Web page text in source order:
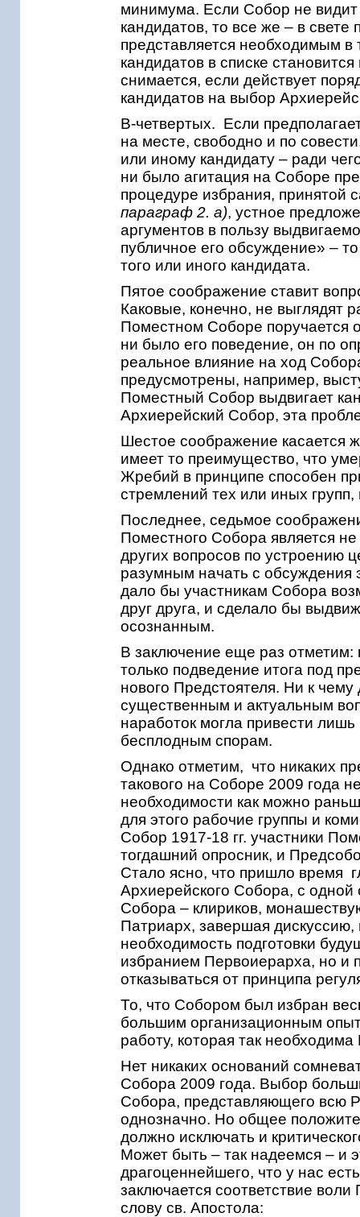
минимума. Если Собор не видит
кандидатов, то все же – в
представляется необходимым в
кандидатов в списке
снимается, если действует
кандидатов на выбор
В-четвертых. Если
на месте, свободно и по
или иному кандидату – ради
ни было агитация на Соборе
процедуре избрания,
параграф 2. а), устное
аргументов в пользу
публичное его обсуждение» –
того или иного кандидата.
Пятое соображение ставит
Каковые, конечно, не выглядят
Поместном Соборе поручается
ни было его поведение, он по
реальное влияние на ход
предусмотрены, например,
Поместный Собор выдвигает
Архиерейский Собор, эта
Шестое соображение касается
имеет то преимущество, что
Жребий в принципе способен
стремлений тех или иных
Последнее, седьмое
Поместного Собора является
других вопросов по устроению
разумным начать с обсуждения
дало бы участникам Собора
друг друга, и сделало бы
осознанным.
В заключение еще раз
только подведение итога под
нового Предстоятеля. Ни к
существенным и актуальным
наработок могла привести
бесплодным спорам.
Однако отметим, что никаких
такового на Соборе 2009 года
необходимости как можно
для этого рабочие группы и
Собор 1917-18 гг. участники
тогдашний опросник, и
Стало ясно, что пришло время
Архиерейского Собора, с
Собора – клириков,
Патриарх, завершая дискуссию,
необходимость подготовки
избранием Первоиерарха, но и
отказываться от принципа
То, что Собором был избран
большим организационным
работу, которая так
Нет никаких оснований
Собора 2009 года. Выбор
Собора, представляющего всю
однозначно. Но общее
должно исключать и
Может быть – так надеемся – и
драгоценнейшего, что у нас
заключается соответствие
слову св. Апостола: